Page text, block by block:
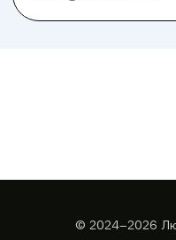
© 2024–2026